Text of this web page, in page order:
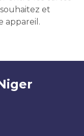
et
appareil.